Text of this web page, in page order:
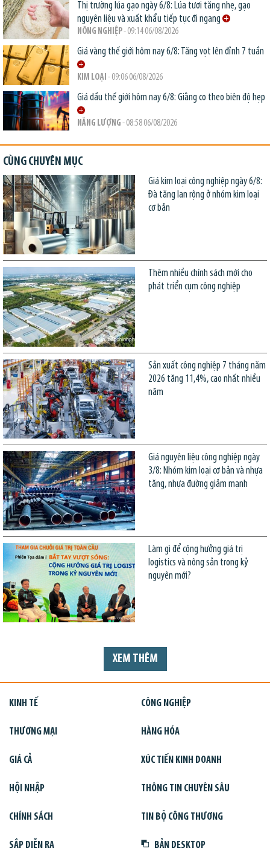
Thị trường lúa gạo ngày 6/8: Lúa tươi tăng nhẹ, gạo
nguyên liệu và xuất khẩu tiếp tục đi ngang
NÔNG NGHIỆP- 09:14 06/08/2026
Giá vàng thế giới hôm nay 6/8: Tăng vọt lên đỉnh 7 tuần
KIM LOẠI - 09:06 06/08/2026
Giá dầu thế giới hôm nay 6/8: Giằng co theo biên độ hẹp
NĂNG LƯỢNG - 08:58 06/08/2026
CÙNG CHUYÊN MỤC
Giá kim loại công nghiệp ngày 6/8:
Đà tăng lan rộng ở nhóm kim loại
cơ bản
Thêm nhiều chính sách mới cho
phát triển cụm công nghiệp
Sản xuất công nghiệp 7 tháng năm
2026 tăng 11,4%, cao nhất nhiều
năm
Giá nguyên liệu công nghiệp ngày
3/8: Nhóm kim loại cơ bản và nhựa
tăng, nhựa đường giảm mạnh
Làm gì để cộng hưởng giá trị
logistics và nông sản trong kỷ
nguyên mới?
XEM THÊM
KINH TẾ CÔNG NGHIỆP
THƯƠNG MẠI HÀNG HÓA
GIÁ CẢ XÚC TIẾN KINH DOANH
HỘI NHẬP THÔNG TIN CHUYÊN SÂU
CHÍNH SÁCH TIN BỘ CÔNG THƯƠNG
SẮP DIỄN RA BẢN DESKTOP